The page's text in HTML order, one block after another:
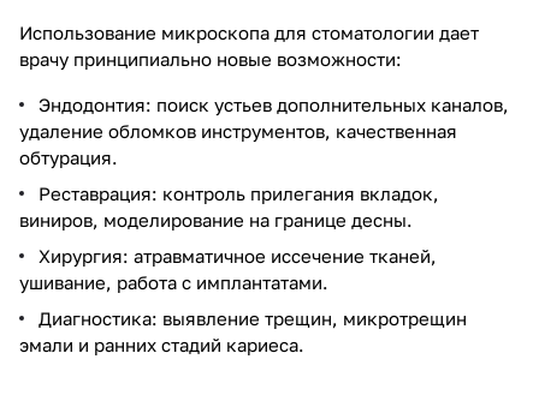
Использование микроскопа для стоматологии дает
врачу принципиально новые возможности:
Эндодонтия: поиск устьев дополнительных каналов,
удаление обломков инструментов, качественная
обтурация.
Реставрация: контроль прилегания вкладок,
виниров, моделирование на границе десны.
Хирургия: атравматичное иссечение тканей,
ушивание, работа с имплантатами.
Диагностика: выявление трещин, микротрещин
эмали и ранних стадий кариеса.